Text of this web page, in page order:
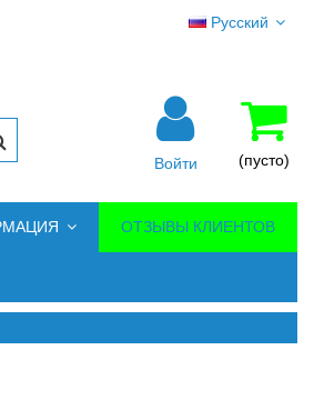
Русский
(пусто)
Войти
ОТЗЫВЫ КЛИЕНТОВ